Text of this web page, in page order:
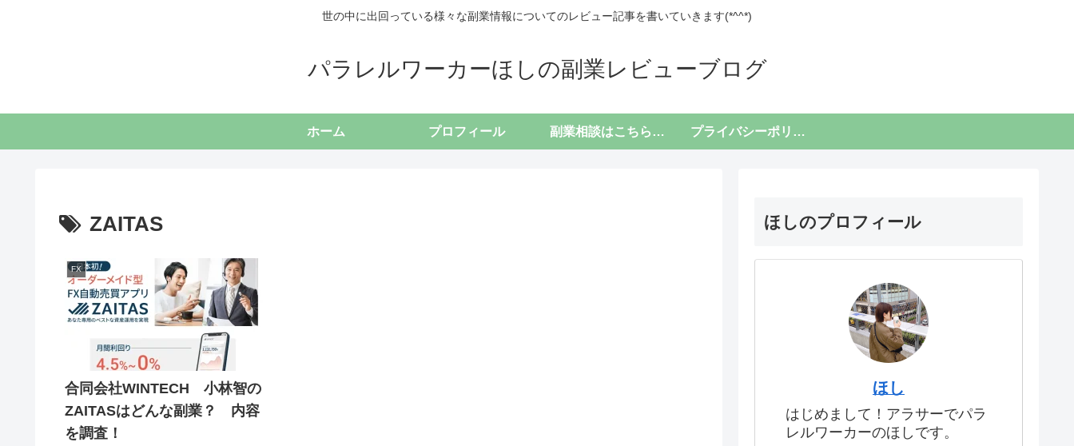
世の中に出回っている様々な副業情報についてのレビュー記事を書いていきます(*^^*)
パラレルワーカーほしの副業レビューブログ
ホーム プロフィール 副業相談はこちらから プライバシーポリシー
ZAITAS
FX
合同会社WINTECH 小林智の
ZAITASはどんな副業？ 内容
を調査！
ほしのプロフィール
ほし
はじめまして！アラサーでパラ
レルワーカーのほしです。